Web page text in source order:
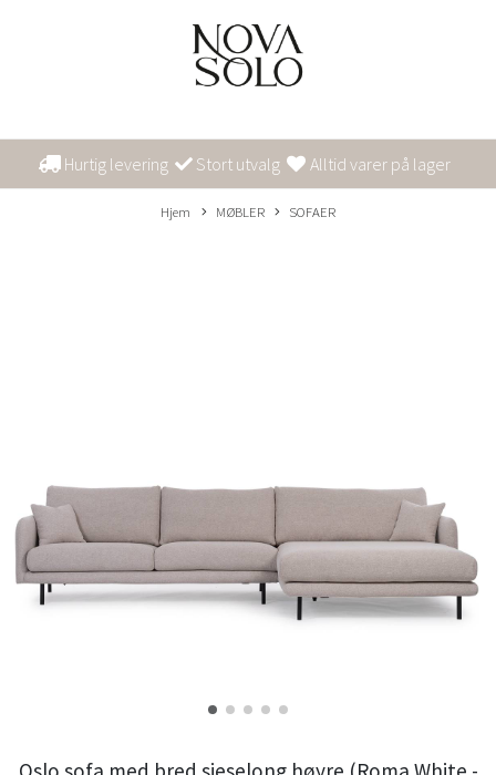
Hurtig levering Stort utvalg Alltid varer på lager
Hjem MØBLER SOFAER